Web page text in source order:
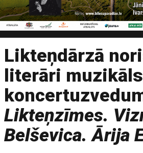
Likteņdārzā
literāri muzikāls
Likteņzīmes.
Belševica. Ārija